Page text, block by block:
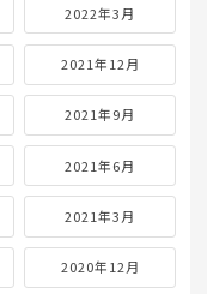
2022年3月
2021年12月
2021年9月
2021年6月
2021年3月
2020年12月